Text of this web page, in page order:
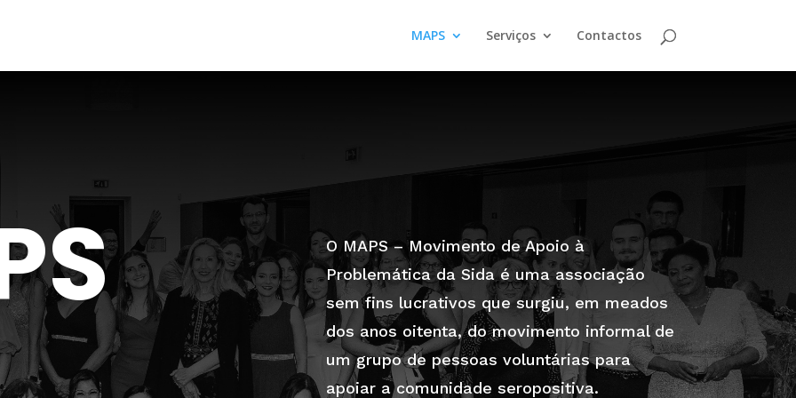
MAPS Serviços Contactos
O MAPS – Movimento de Apoio à
Problemática da Sida é uma associação
sem fins lucrativos que surgiu, em meados
dos anos oitenta, do movimento informal de
um grupo de pessoas voluntárias para
apoiar a comunidade seropositiva.